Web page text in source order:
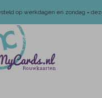
op werkdagen en zondag =